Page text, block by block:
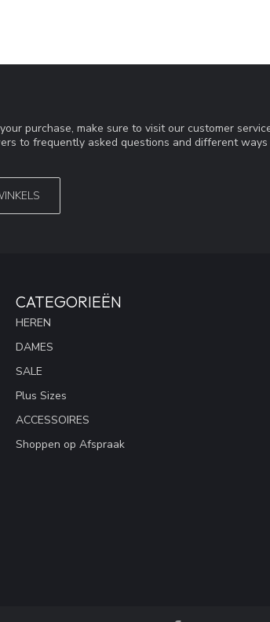
purchase, make sure to visit our customer
to frequently asked questions and different ways
CATEGORIEËN
HEREN
DAMES
SALE
Plus Sizes
ACCESSOIRES
Shoppen op Afspraak